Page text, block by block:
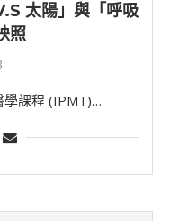
太陽」與「呼吸
照
學課程 (IPMT)…